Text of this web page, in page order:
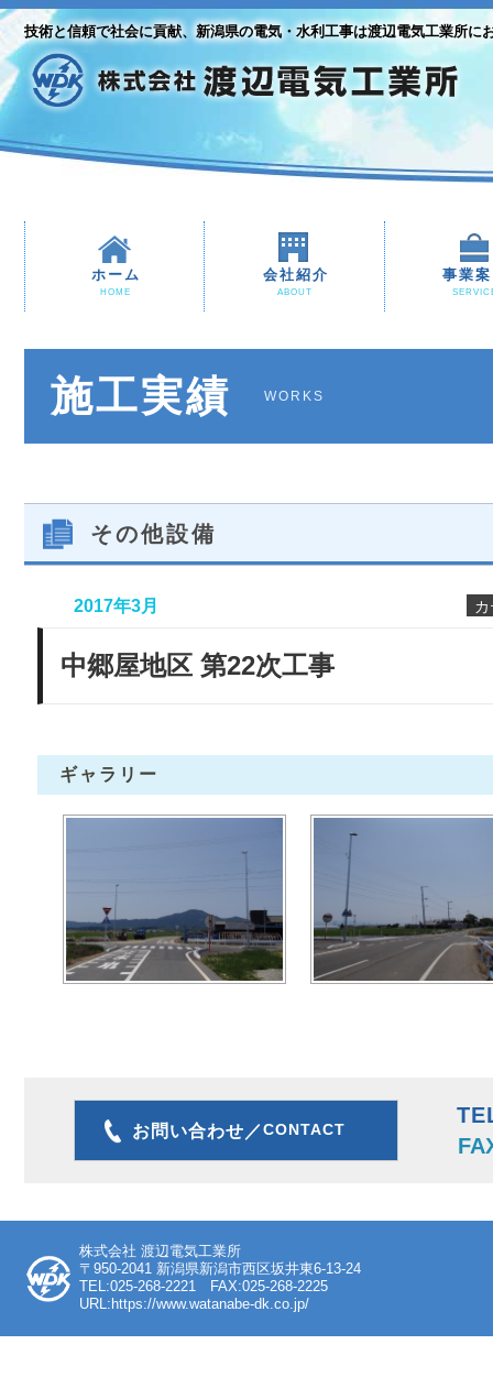
技術と信頼で社会に貢献、新潟県の電気・水利工事は渡辺電気工業所に
ホーム
HOME
会社紹介
ABOUT
事業
施工実績 WORKS
その他設備
2017年3月
中郷屋地区 第22次工事
ギャラリー
お問い合わせ／CONTACT
株式会社 渡辺電気工業所
〒950-2041 新潟県新潟市西区坂井東6-13-24
TEL:025-268-2221 FAX:025-268-2225
URL:https://www.watanabe-dk.co.jp/